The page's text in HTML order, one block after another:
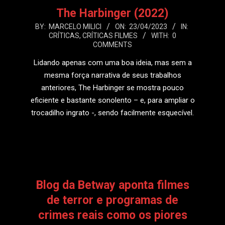
The Harbinger (2022)
2023-
BY: MARCELO MILICI ON: 23/04/2023
IN:
CRÍTICAS, CRÍTICAS FILMES WITH: 0
COMMENTS
Lidando apenas com uma boa ideia, mas sem a
mesma força narrativa de seus trabalhos
anteriores, The Harbinger se mostra pouco
eficiente e bastante sonolento – e, para ampliar o
trocadilho ingrato -, sendo facilmente esquecível.
Blog da Betway aponta filmes
de terror e programas de
crimes reais como os piores